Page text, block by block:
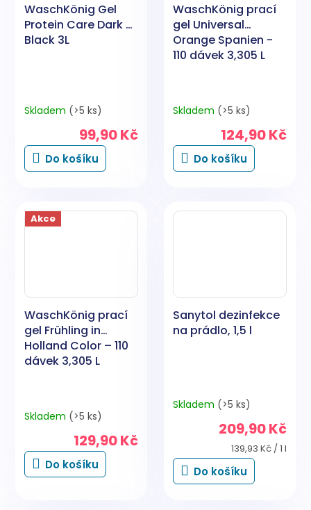
WaschKönig Gel
Protein Care Dark &
Black 3L
Skladem (>5 ks)
99,90 Kč
Do košíku
WaschKönig prací
gel Universal
Orange Spanien -
110 dávek 3,305 L
Skladem (>5 ks)
124,90 Kč
Do košíku
Akce
WaschKönig prací
gel Frühling in
Holland Color – 110
dávek 3,305 L
Skladem (>5 ks)
129,90 Kč
Do košíku
Sanytol dezinfekce
na prádlo, 1,5 l
Průměrné
4,5
5
Skladem (>5 ks)
209,90 Kč
Měrná
cena:
139,93 Kč / 1 l
Do košíku